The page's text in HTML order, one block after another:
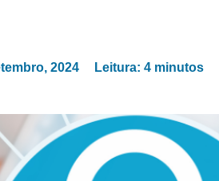
2024 Leitura: 4 minutos